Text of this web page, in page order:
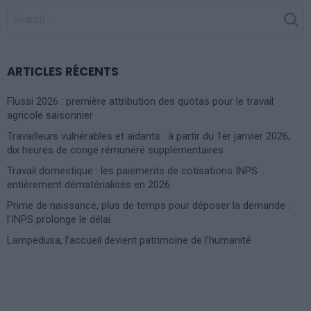
ARTICLES RÉCENTS
Flussi 2026 : première attribution des quotas pour le travail
agricole saisonnier
Travailleurs vulnérables et aidants : à partir du 1er janvier 2026,
dix heures de congé rémunéré supplémentaires
Travail domestique : les paiements de cotisations INPS
entièrement dématérialisés en 2026
Prime de naissance, plus de temps pour déposer la demande :
l’INPS prolonge le délai
Lampedusa, l’accueil devient patrimoine de l’humanité